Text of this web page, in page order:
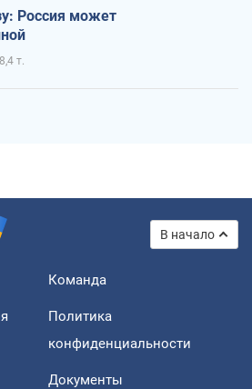
Россия может
8,4 т.
В начало
Команда
Политика
конфиденциальности
Документы